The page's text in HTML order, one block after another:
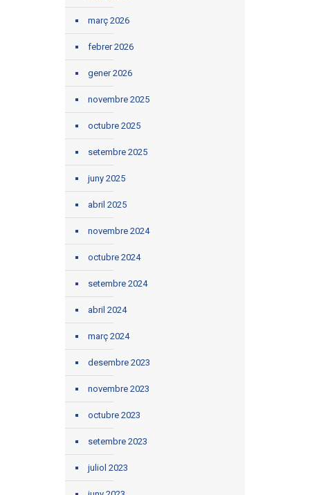
març 2026
febrer 2026
gener 2026
novembre 2025
octubre 2025
setembre 2025
juny 2025
abril 2025
novembre 2024
octubre 2024
setembre 2024
abril 2024
març 2024
desembre 2023
novembre 2023
octubre 2023
setembre 2023
juliol 2023